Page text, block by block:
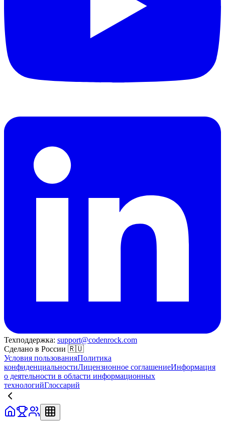
Техподдержка: support@codenrock.com
Сделано в России 🇷🇺
Условия пользованияПолитика
конфиденциальностиЛицензионное соглашениеИнформация
о деятельности в области информационных
технологийГлоссарий